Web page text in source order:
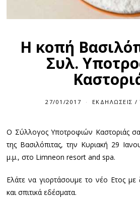
Η κοπή
Συλ.
27/01/2017 ΕΚΔΗΛΏΣΕΙΣ /
Ο Σύλλογος Υποτροφιών Καστοριάς
της Βασιλόπιτας, την Κυριακή 29
μ.μ., στο Limneon resort and spa.
Ελάτε να γιορτάσουμε το νέο Ετος
και σπιτικά εδέσματα.